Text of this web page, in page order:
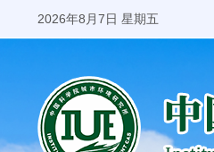
2026年8月7日 星期五